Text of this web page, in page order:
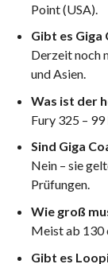
Point (USA).
Gibt es Giga
Derzeit noch
und Asien.
Was ist der
Fury 325 –
Sind Giga
Nein – sie
Prüfungen.
Wie groß
Meist ab 130
Gibt es